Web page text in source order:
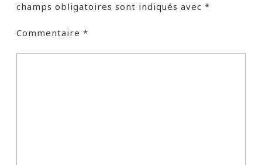
champs obligatoires sont indiqués avec *
Commentaire *